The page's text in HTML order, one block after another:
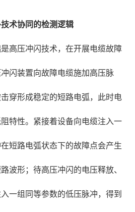
术协同的检测逻辑
高压冲闪技术，在开展电缆故障
闪装置向故障电缆施加高压脉
穿形成稳定的短路电弧，此时电
特性。紧接着设备向电缆注入一
短路电弧状态下的故障点会产生
波形；待高压冲闪的电压释放、
一组同等参数的低压脉冲，得到